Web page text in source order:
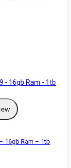
16gb Ram – 1tb